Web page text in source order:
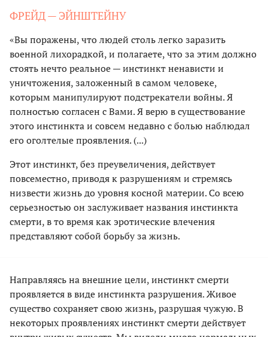
ФРЕЙД — ЭЙНШТЕЙНУ
«Вы поражены, что людей столь легко заразить
военной лихорадкой, и полагаете, что за этим должно
стоять нечто реальное — инстинкт ненависти и
уничтожения, заложенный в самом человеке,
которым манипулируют подстрекатели войны. Я
полностью согласен с Вами. Я верю в существование
этого инстинкта и совсем недавно с болью наблюдал
его оголтелые проявления. (...)
Этот инстинкт, без преувеличения, действует
повсеместно, приводя к разрушениям и стремясь
низвести жизнь до уровня косной материи. Со всею
серьезностью он заслуживает названия инстинкта
смерти, в то время как эротические влечения
представляют собой борьбу за жизнь.
Направляясь на внешние цели, инстинкт смерти
проявляется в виде инстинкта разрушения. Живое
существо сохраняет свою жизнь, разрушая чужую. В
некоторых проявлениях инстинкт смерти действует